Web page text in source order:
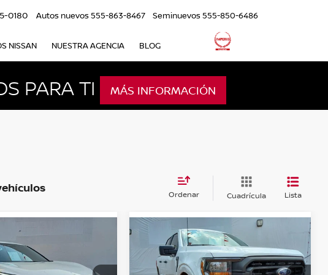
0180 Autos nuevos555-863-8467 Seminuevos555-850-6486
NISSAN NUESTRA AGENCIA BLOG
PARA TI MÁS INFORMACIÓN
Ordenar Cuadrícula Lista
X-TRAIL
FILAS
vehículo 2023FORD F-1504P XL
CREW CAB 4X2 V63.3
AUT
Comparar vehículo